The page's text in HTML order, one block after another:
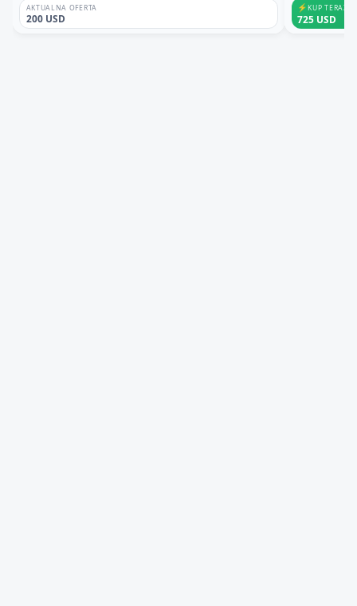
AKTUALNA OFERTA
200 USD
⚡KUP TERAZ
725 USD